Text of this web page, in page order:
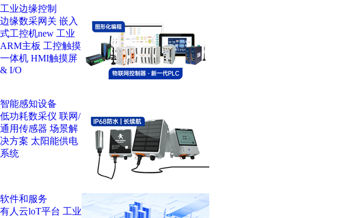
工业边缘控制
边缘数采网关 嵌入
式工控机new 工业
ARM主板 工控触摸
一体机 HMI触摸屏
& I/O
智能感知设备
低功耗数采仪 联网/
通用传感器 场景解
决方案 太阳能供电
系统
软件和服务
有人云loT平台 工业